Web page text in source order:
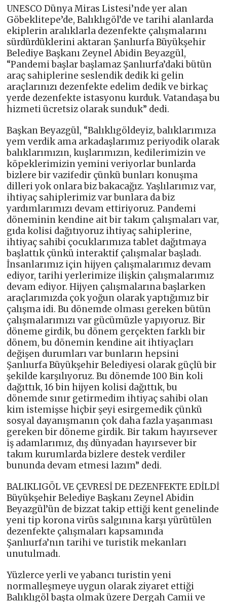
UNESCO Dünya Miras Listesi’nde yer alan
Göbeklitepe’de, Balıklıgöl’de ve tarihi alanlarda
ekiplerin aralıklarla dezenfekte çalışmalarını
sürdürdüklerini aktaran Şanlıurfa Büyükşehir
Belediye Başkanı Zeynel Abidin Beyazgül,
“Pandemi başlar başlamaz Şanlıurfa’daki bütün
araç sahiplerine seslendik dedik ki gelin
araçlarınızı dezenfekte edelim dedik ve birkaç
yerde dezenfekte istasyonu kurduk. Vatandaşa bu
hizmeti ücretsiz olarak sunduk” dedi.
Başkan Beyazgül, “Balıklıgöldeyiz, balıklarımıza
yem verdik ama arkadaşlarımız periyodik olarak
balıklarımızın, kuşlarımızın, kedilerimizin ve
köpeklerimizin yemini veriyorlar bunlarda
bizlere bir vazifedir çünkü bunları konuşma
dilleri yok onlara biz bakacağız. Yaşlılarımız var,
ihtiyaç sahiplerimiz var bunlara da biz
yardımlarımızı devam ettiriyoruz. Pandemi
döneminin kendine ait bir takım çalışmaları var,
gıda kolisi dağıtıyoruz ihtiyaç sahiplerine,
ihtiyaç sahibi çocuklarımıza tablet dağıtmaya
başlattık çünkü interaktif çalışmalar başladı.
İnsanlarımız için hijyen çalışmalarımız devam
ediyor, tarihi yerlerimize ilişkin çalışmalarımız
devam ediyor. Hijyen çalışmalarına başlarken
araçlarımızda çok yoğun olarak yaptığımız bir
çalışma idi. Bu dönemde olması gereken bütün
çalışmalarımızı var gücümüzle yapıyoruz. Bir
döneme girdik, bu dönem gerçekten farklı bir
dönem, bu dönemin kendine ait ihtiyaçları
değişen durumları var bunların hepsini
Şanlıurfa Büyükşehir Belediyesi olarak güçlü bir
şekilde karşılıyoruz. Bu dönemde 100 Bin koli
dağıttık, 16 bin hijyen kolisi dağıttık, bu
dönemde sınır getirmedim ihtiyaç sahibi olan
kim istemişse hiçbir şeyi esirgemedik çünkü
sosyal dayanışmanın çok daha fazla yaşanması
gereken bir döneme girdik. Bir takım hayırsever
iş adamlarımız, dış dünyadan hayırsever bir
takım kurumlarda bizlere destek verdiler
bununda devam etmesi lazım” dedi.
BALIKLIGÖL VE ÇEVRESİ DE DEZENFEKTE EDİLDİ
Büyükşehir Belediye Başkanı Zeynel Abidin
Beyazgül’ün de bizzat takip ettiği kent genelinde
yeni tip korona virüs salgınına karşı yürütülen
dezenfekte çalışmaları kapsamında
Şanlıurfa’nın tarihi ve turistik mekanları
unutulmadı.
Yüzlerce yerli ve yabancı turistin yeni
normalleşmeye uygun olarak ziyaret ettiği
Balıklıgöl başta olmak üzere Dergah Camii ve